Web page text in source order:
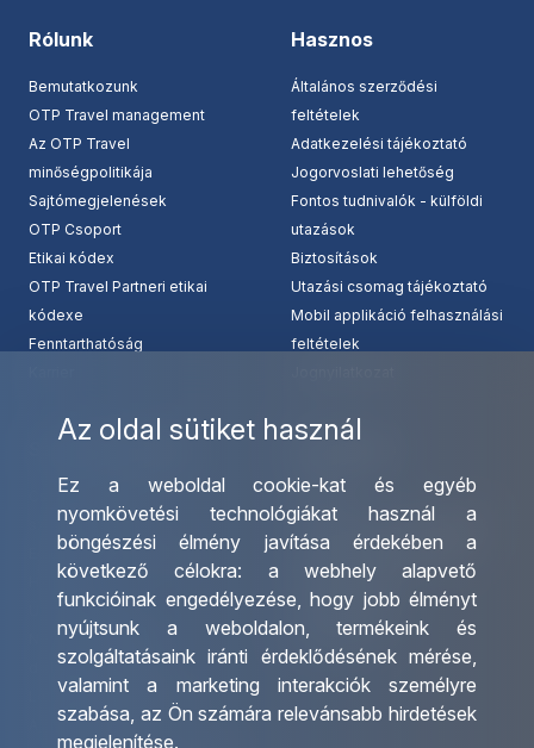
Az oldal sütiket használ
Ez a weboldal cookie-kat és egyéb
nyomkövetési technológiákat használ a
böngészési élmény javítása érdekében a
következő célokra: a webhely alapvető
funkcióinak engedélyezése, hogy jobb élményt
nyújtsunk a weboldalon,termékeink és
szolgáltatásaink iránti érdeklődésének mérése,
valamint a marketing interakciók személyre
szabása, az Ön számára relevánsabb hirdetések
megjelenítése.
Rólunk
Bemutatkozunk
OTP Travel management
Az OTP Travel
minőségpolitikája
Sajtómegjelenések
OTP Csoport
Etikai kódex
OTP Travel Partneri etikai
kódexe
Fenntarthatóság
Hasznos
Általános szerződési
feltételek
Adatkezelési tájékoztató
Jogorvoslati lehetőség
Fontos tudnivalók - külföldi
utazások
Biztosítások
Utazási csomag tájékoztató
Mobil applikáció felhasználási
feltételek
Csoportos utazások
szervezése
Egyéni utak szervezése
Hajóutak
Üzleti utaztatás
Nemzetközi tanár és
diákigazolványok
Letölthető katalógusunk
Ajándékutalvány
Irodáink
Utazásszervező partnereink
Viszonteladó Partnereink
Partnereinknek
Utazási kérdőív
Impresszum